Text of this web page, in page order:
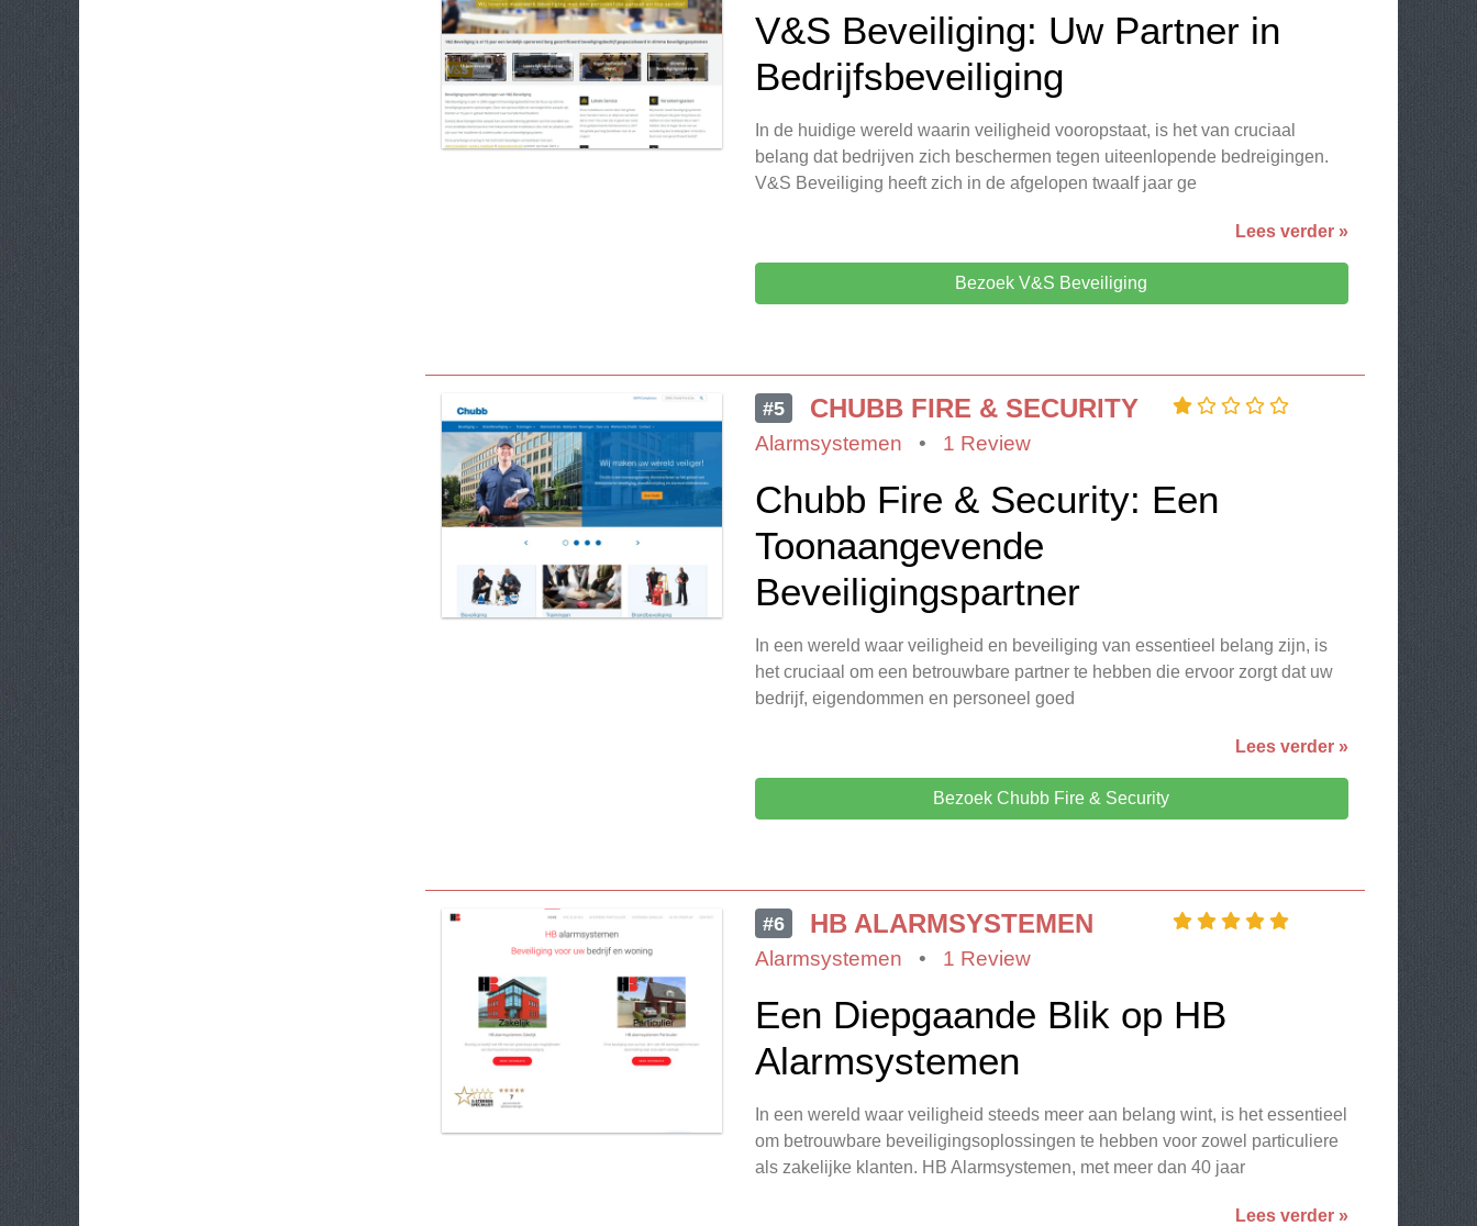
V&S Beveiliging: Uw Partner in
Bedrijfsbeveiliging
In de huidige wereld waarin veiligheid vooropstaat, is het van cruciaal
belang dat bedrijven zich beschermen tegen uiteenlopende bedreigingen.
V&S Beveiliging heeft zich in de afgelopen twaalf jaar ge
Lees verder »
Bezoek V&S Beveiliging
#5 CHUBB FIRE & SECURITY
Alarmsystemen • 1 Review
Chubb Fire & Security: Een
Toonaangevende
Beveiligingspartner
In een wereld waar veiligheid en beveiliging van essentieel belang zijn, is
het cruciaal om een betrouwbare partner te hebben die ervoor zorgt dat uw
bedrijf, eigendommen en personeel goed
Lees verder »
Bezoek Chubb Fire & Security
#6 HB ALARMSYSTEMEN
Alarmsystemen • 1 Review
Een Diepgaande Blik op HB
Alarmsystemen
In een wereld waar veiligheid steeds meer aan belang wint, is het essentieel
om betrouwbare beveiligingsoplossingen te hebben voor zowel particuliere
als zakelijke klanten. HB Alarmsystemen, met meer dan 40 jaar
Lees verder »